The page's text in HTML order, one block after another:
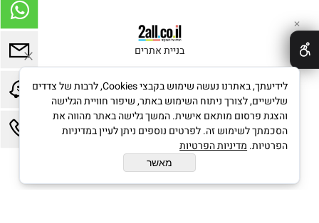
בניית אתרים
✕
לידיעתך, באתרנו נעשה שימוש בקבצי Cookies, לרבות של צדדים
שלישיים, לצורך ניתוח השימוש באתר, שיפור חוויית הגלישה
והצגת פרסום מותאם אישית. המשך גלישה באתר מהווה את
הסכמתך לשימוש זה. לפרטים נוספים ניתן לעיין במדיניות
הפרטיות. מדיניות הפרטיות
מאשר